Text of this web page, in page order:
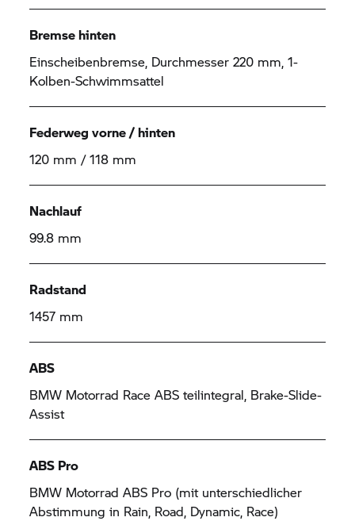
Bremse hinten
Einscheibenbremse, Durchmesser 220 mm, 1-
Kolben-Schwimmsattel
Federweg vorne / hinten
120 mm / 118 mm
Nachlauf
99.8 mm
Radstand
1457 mm
ABS
BMW Motorrad Race ABS teilintegral, Brake-Slide-
Assist
ABS Pro
BMW Motorrad ABS Pro (mit unterschiedlicher
Abstimmung in Rain, Road, Dynamic, Race)